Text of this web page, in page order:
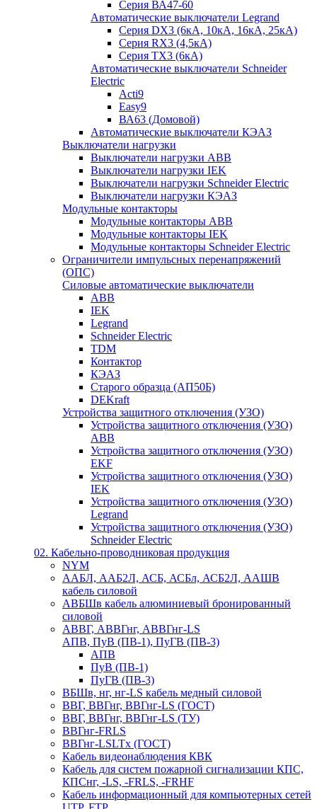
Серия ВА47-60
Автоматические выключатели Legrand
Серия DX3 (6кА, 10кА, 16кА, 25кА)
Серия RX3 (4,5кА)
Серия TX3 (6кА)
Автоматические выключатели Schneider
Electric
Acti9
Easy9
ВА63 (Домовой)
Автоматические выключатели КЭАЗ
Выключатели нагрузки
Выключатели нагрузки ABB
Выключатели нагрузки IEK
Выключатели нагрузки Schneider Electric
Выключатели нагрузки КЭАЗ
Модульные контакторы
Модульные контакторы ABB
Модульные контакторы IEK
Модульные контакторы Schneider Electric
Ограничители импульсных перенапряжений
(ОПС)
Силовые автоматические выключатели
ABB
IEK
Legrand
Schneider Electric
TDM
Контактор
КЭАЗ
Старого образца (АП50Б)
DEKraft
Устройства защитного отключения (УЗО)
Устройства защитного отключения (УЗО)
ABB
Устройства защитного отключения (УЗО)
EKF
Устройства защитного отключения (УЗО)
IEK
Устройства защитного отключения (УЗО)
Legrand
Устройства защитного отключения (УЗО)
Schneider Electric
02. Кабельно-проводниковая продукция
NYM
ААБЛ, ААБ2Л, АСБ, АСБл, АСБ2Л, ААШВ
кабель силовой
АВБШв кабель алюминиевый бронированный
силовой
АВВГ, АВВГнг, АВВГнг-LS
АПВ, ПуВ (ПВ-1), ПуГВ (ПВ-3)
АПВ
ПуВ (ПВ-1)
ПуГВ (ПВ-3)
ВБШв, нг, нг-LS кабель медный силовой
ВВГ, ВВГнг, ВВГнг-LS (ГОСТ)
ВВГ, ВВГнг, ВВГнг-LS (ТУ)
ВВГнг-FRLS
ВВГнг-LSLTx (ГОСТ)
Кабель видеонаблюдения КВК
Кабель для систем пожарной сигнализации КПС,
КПСнг, -LS, -FRLS, -FRHF
Кабель информационный для компьютерных сетей